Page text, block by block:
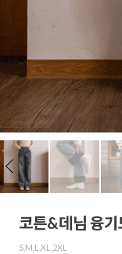
코튼&데님 융
S,M,L,XL,2XL